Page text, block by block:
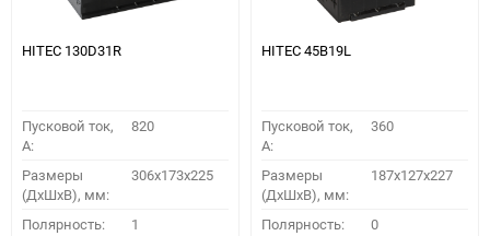
HITEC 130D31R
Пусковой ток,
A:
820
Размеры
(ДхШхВ), мм:
306x173x225
Полярность: 1
HITEC 45B19L
Пусковой ток,
A:
360
Размеры
(ДхШхВ), мм:
187x127x227
Полярность: 0